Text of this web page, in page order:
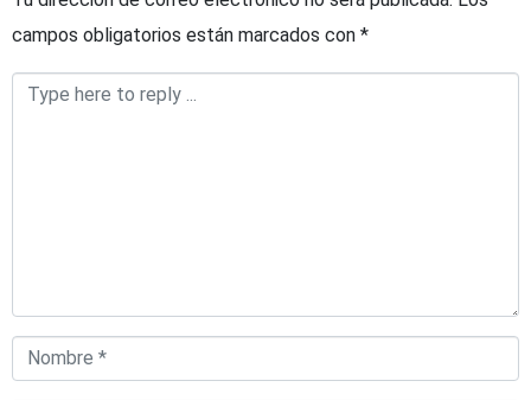
campos obligatorios están marcados con *
Comentario
Nombre
*